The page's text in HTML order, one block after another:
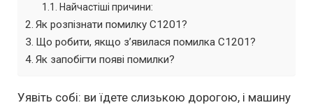
Найчастіші причини:
Як розпізнати помилку C1201?
Що робити, якщо з’явилася помилка C1201?
Як запобігти появі помилки?
Уявіть собі: ви їдете слизькою дорогою, і машину